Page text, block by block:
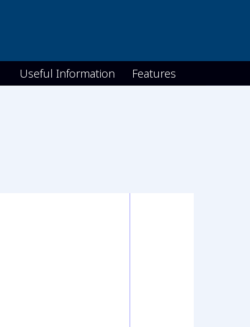
Useful Information Features